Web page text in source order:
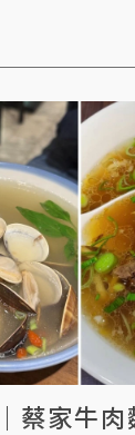
老字號餐廳「
，供應肉圓、
蔡家牛